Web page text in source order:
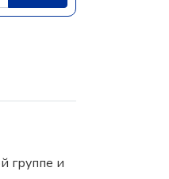
группе и